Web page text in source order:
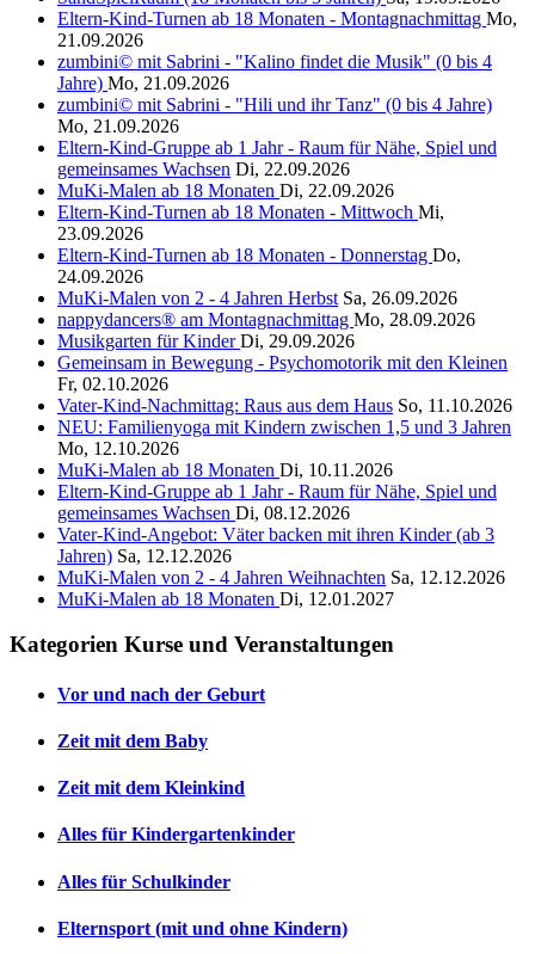
Eltern-Kind-Turnen ab 18 Monaten - Montagnachmittag Mo,
21.09.2026
zumbini© mit Sabrini - "Kalino findet die Musik" (0 bis 4
Jahre) Mo, 21.09.2026
zumbini© mit Sabrini - "Hili und ihr Tanz" (0 bis 4 Jahre)
Mo, 21.09.2026
Eltern-Kind-Gruppe ab 1 Jahr - Raum für Nähe, Spiel und
gemeinsames Wachsen Di, 22.09.2026
MuKi-Malen ab 18 Monaten Di, 22.09.2026
Eltern-Kind-Turnen ab 18 Monaten - Mittwoch Mi,
23.09.2026
Eltern-Kind-Turnen ab 18 Monaten - Donnerstag Do,
24.09.2026
MuKi-Malen von 2 - 4 Jahren Herbst Sa, 26.09.2026
nappydancers® am Montagnachmittag Mo, 28.09.2026
Musikgarten für KinderDi, 29.09.2026
Gemeinsam in Bewegung - Psychomotorik mit den Kleinen
Fr, 02.10.2026
Vater-Kind-Nachmittag: Raus aus dem Haus So, 11.10.2026
NEU: Familienyoga mit Kindern zwischen 1,5 und 3 Jahren
Mo, 12.10.2026
MuKi-Malen ab 18 Monaten Di, 10.11.2026
Eltern-Kind-Gruppe ab 1 Jahr - Raum für Nähe, Spiel und
gemeinsames Wachsen Di, 08.12.2026
Vater-Kind-Angebot: Väter backen mit ihren Kinder (ab 3
Jahren) Sa, 12.12.2026
MuKi-Malen von 2 - 4 Jahren Weihnachten Sa, 12.12.2026
MuKi-Malen ab 18 Monaten Di, 12.01.2027
Kategorien Kurse und Veranstaltungen
Vor und nach der Geburt
Zeit mit dem Baby
Zeit mit dem Kleinkind
Alles für Kindergartenkinder
Alles für Schulkinder
Elternsport (mit und ohne Kindern)